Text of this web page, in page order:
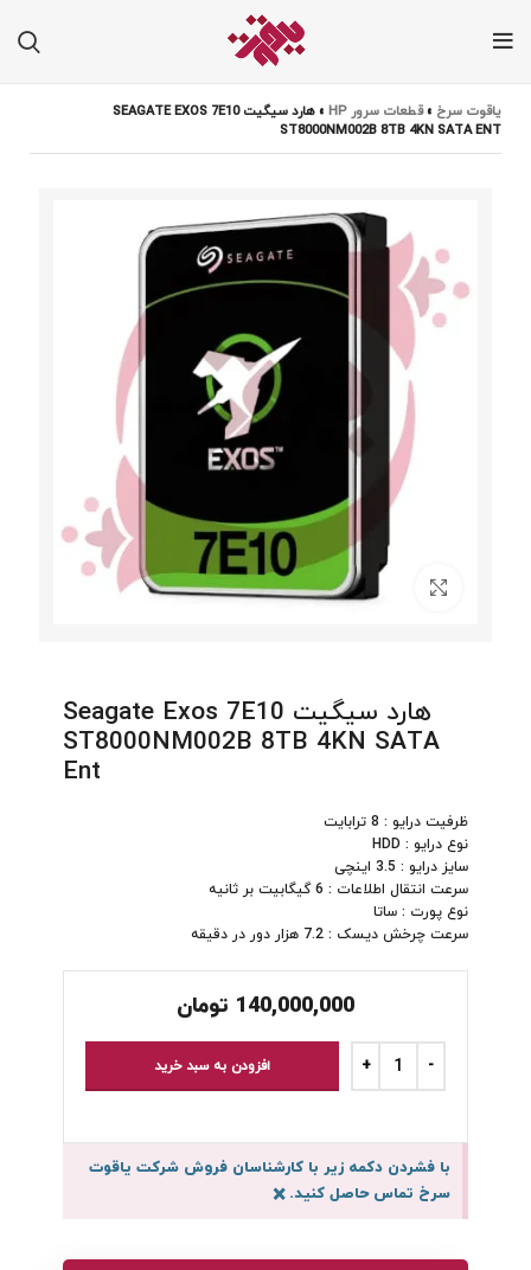
یاقوت سرخ »قطعات سرور HP »
هارد سیگیت SEAGATE EXOS 7E10
ST8000NM002B 8TB 4KN SATA ENT
برای بزرگنمایی کلیک کنید
هارد سیگیت Seagate Exos 7E10
ST8000NM002B 8TB 4KN SATA
Ent
ظرفیت درایو : 8 ترابایت
نوع درایو : HDD
سایز درایو : 3.5 اینچی
سرعت انتقال اطلاعات : 6 گیگابیت بر ثانیه
نوع پورت : ساتا
سرعت چرخش دیسک : 7.2 هزار دور در دقیقه
140,000,000 تومان
افزودن به سبد خرید
با فشردن دکمه زیر با کارشناسان فروش شرکت یاقوت
سرخ تماس حاصل کنید.×